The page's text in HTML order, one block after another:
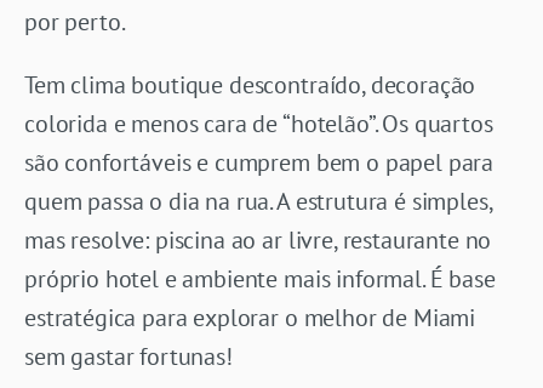
por perto.
Tem clima boutique descontraído, decoração
colorida e menos cara de “hotelão”. Os quartos
são confortáveis e cumprem bem o papel para
quem passa o dia na rua. A estrutura é simples,
mas resolve: piscina ao ar livre, restaurante no
próprio hotel e ambiente mais informal. É base
estratégica para explorar o melhor de Miami
sem gastar fortunas!